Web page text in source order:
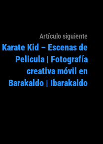
Artículo siguiente
Karate Kid – Escenas de
Pelicula | Fotografía
creativa móvil en
Barakaldo | Ibarakaldo